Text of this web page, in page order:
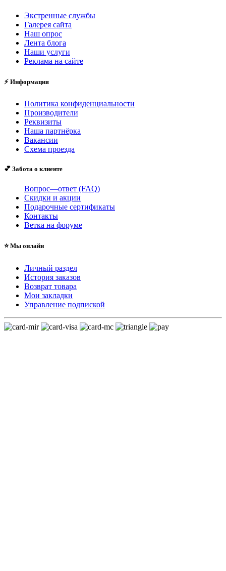
Экстренные службы
Галерея сайта
Наш опрос
Лента блога
Наши услуги
Реклама на сайте
⚡ Информация
Политика конфиденциальности
Производители
Реквизиты
Наша партнёрка
Вакансии
Схема проезда
💕 Забота о клиенте
Вопрос—ответ (FAQ)
Скидки и акции
Подарочные сертификаты
Контакты
Ветка на форуме
⭐ Мы онлайн
Личный раздел
История заказов
Возврат товара
Мои закладки
Управление подпиской